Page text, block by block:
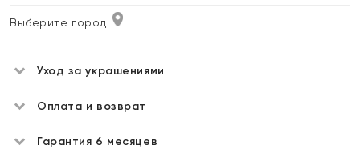
Выберите город
Уход за украшениями
Оплата и возврат
Гарантия 6 месяцев